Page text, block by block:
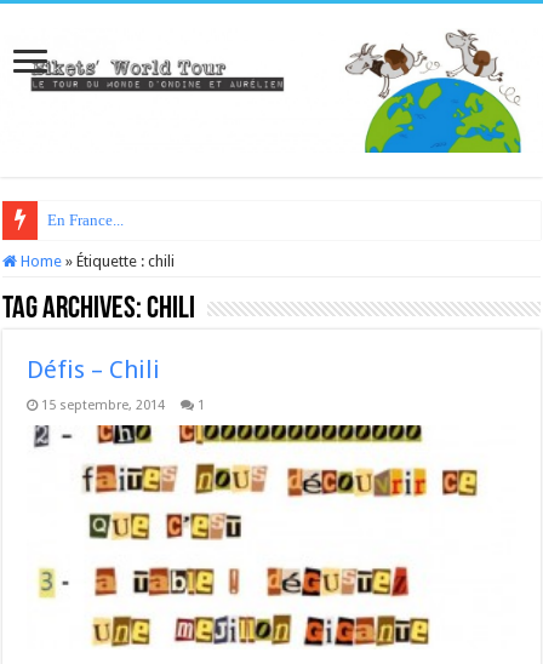
En France...
Home » Étiquette :chili
Tag Archives:chili
Défis – Chili
15 septembre, 2014 1